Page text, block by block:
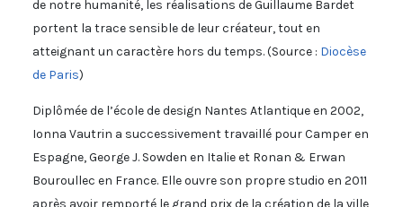
de notre humanité, les réalisations de Guillaume Bardet
portent la trace sensible de leur créateur, tout en
atteignant un caractère hors du temps. (Source : Diocèse
de Paris)
Diplômée de l’école de design Nantes Atlantique en 2002,
Ionna Vautrin a successivement travaillé pour Camper en
Espagne, George J. Sowden en Italie et Ronan & Erwan
Bouroullec en France. Elle ouvre son propre studio en 2011
après avoir remporté le grand prix de la création de la ville